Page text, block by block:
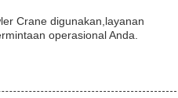
Crane digunakan,layanan
operasional Anda.